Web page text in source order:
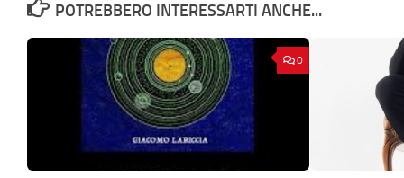
POTREBBERO INTERESSARTI ANCHE...
0